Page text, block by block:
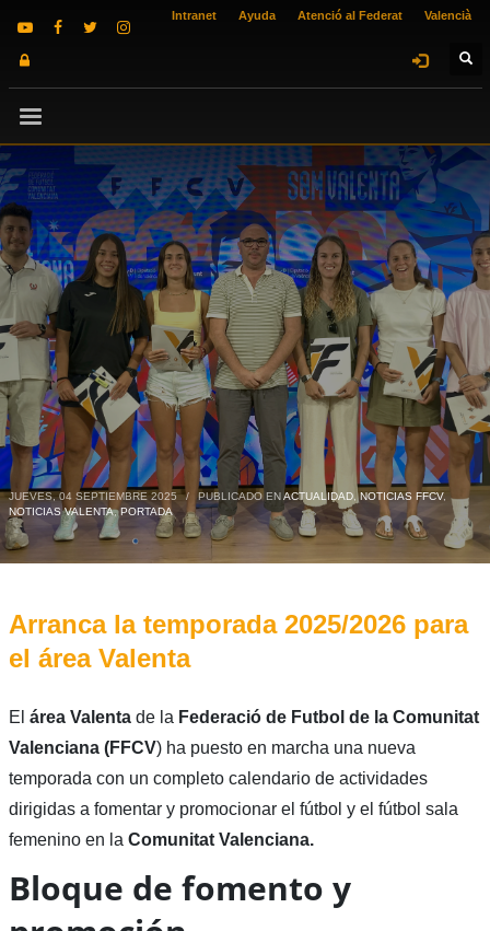
Intranet Ayuda Atenció al Federat Valencià
JUEVES, 04 SEPTIEMBRE 2025 / PUBLICADO ENACTUALIDAD,NOTICIAS FFCV,
NOTICIAS VALENTA,PORTADA
Arranca la temporada 2025/2026 para
el área Valenta
El área Valenta de la Federació de Futbol de la Comunitat
Valenciana (FFCV) ha puesto en marcha una nueva
temporada con un completo calendario de actividades
dirigidas a fomentar y promocionar el fútbol y el fútbol sala
femenino en la Comunitat Valenciana.
Bloque de fomento y